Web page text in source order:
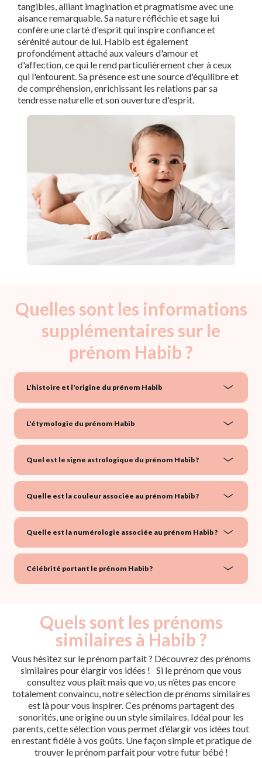
tangibles, alliant imagination et pragmatisme avec une
aisance remarquable. Sa nature réfléchie et sage lui
confère une clarté d'esprit qui inspire confiance et
sérénité autour de lui. Habib est également
profondément attaché aux valeurs d'amour et
d'affection, ce qui le rend particulièrement cher à ceux
qui l'entourent. Sa présence est une source d'équilibre et
de compréhension, enrichissant les relations par sa
tendresse naturelle et son ouverture d'esprit.
Quelles sont les informations
supplémentaires sur le
prénom Habib ?
L'histoire et l'origine du prénom Habib
L'étymologie du prénom Habib
Quel est le signe astrologique du prénom Habib ?
Quelle est la couleur associée au prénom Habib ?
Quelle est la numérologie associée au prénom Habib ?
Célébrité portant le prénom Habib ?
Quels sont les prénoms
similaires à Habib ?
Vous hésitez sur le prénom parfait ? Découvrez des prénoms
similaires pour élargir vos idées ! Si le prénom que vous
consultez vous plaît mais que vo, us n’êtes pas encore
totalement convaincu, notre sélection de prénoms similaires
est là pour vous inspirer. Ces prénoms partagent des
sonorités, une origine ou un style similaires. Idéal pour les
parents, cette sélection vous permet d’élargir vos idées tout
en restant fidèle à vos goûts. Une façon simple et pratique de
trouver le prénom parfait pour votre futur bébé !